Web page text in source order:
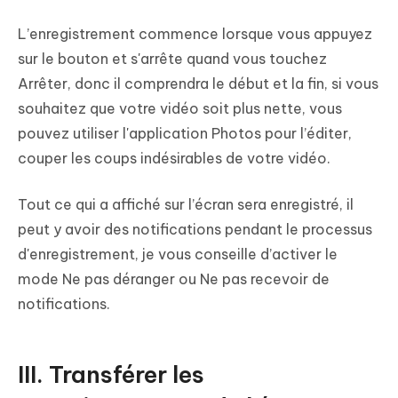
L’enregistrement commence lorsque vous appuyez
sur le bouton et s'arrête quand vous touchez
Arrêter, donc il comprendra le début et la fin, si vous
souhaitez que votre vidéo soit plus nette, vous
pouvez utiliser l'application Photos pour l’éditer,
couper les coups indésirables de votre vidéo.
Tout ce qui a affiché sur l’écran sera enregistré, il
peut y avoir des notifications pendant le processus
d'enregistrement, je vous conseille d’activer le
mode Ne pas déranger ou Ne pas recevoir de
notifications.
III. Transférer les